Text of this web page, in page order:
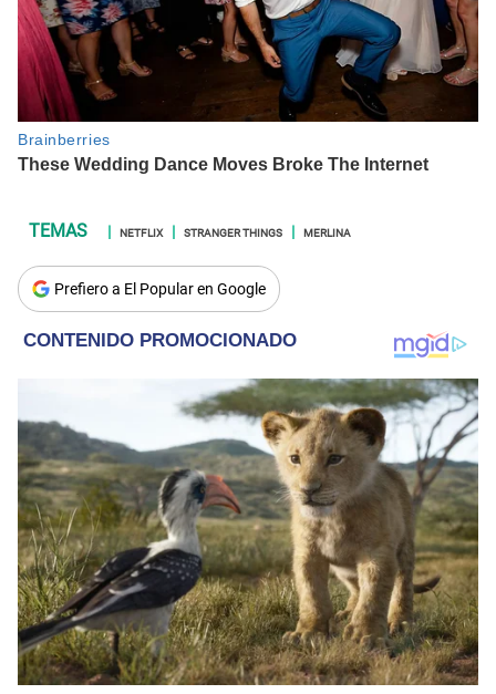
NETFLIX STRANGER THINGS MERLINA
Prefiero a El Popular en Google